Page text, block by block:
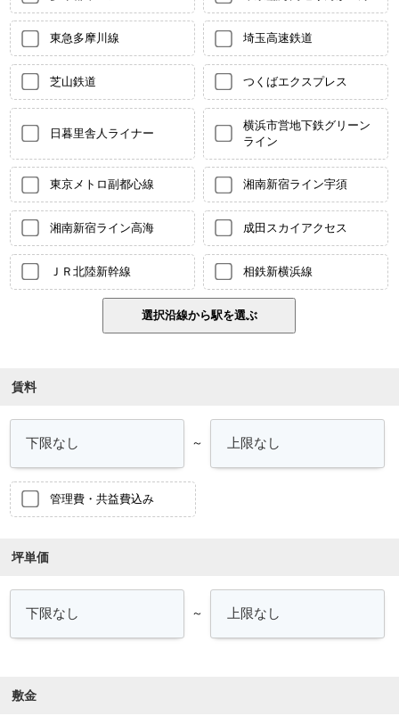
東急多摩川線 埼玉高速鉄道
芝山鉄道 つくばエクスプレス
日暮里舎人ライナー
横浜市営地下鉄グリーン
ライン
東京メトロ副都心線 湘南新宿ライン宇須
湘南新宿ライン高海 成田スカイアクセス
ＪＲ北陸新幹線 相鉄新横浜線
賃料
～
管理費・共益費込み
坪単価
～
敷金